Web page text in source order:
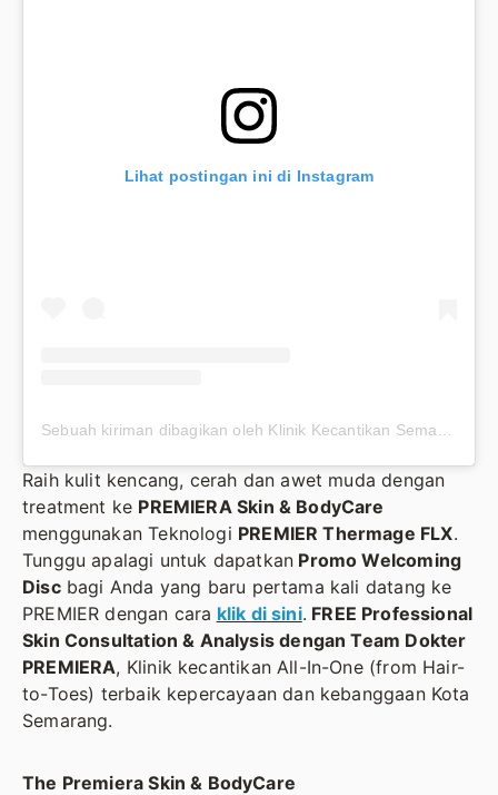
Lihat postingan ini di Instagram
Raih kulit kencang, cerah dan awet muda dengan
treatment ke PREMIERA Skin & BodyCare
menggunakan Teknologi PREMIER Thermage FLX.
Tunggu apalagi untuk dapatkan Promo Welcoming
Discbagi Anda yang baru pertama kali datang ke
PREMIER dengan cara klik di sini. FREE Professional
Skin Consultation & Analysis dengan Team Dokter
PREMIERA, Klinik kecantikan All-In-One (from Hair-
to-Toes) terbaik kepercayaan dan kebanggaan Kota
Semarang.
The Premiera Skin & BodyCare